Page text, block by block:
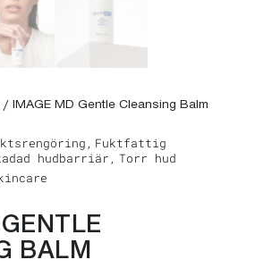
/ IMAGE MD Gentle Cleansing Balm
Fuktfattig
hudbarriär, Torr hud
BALM